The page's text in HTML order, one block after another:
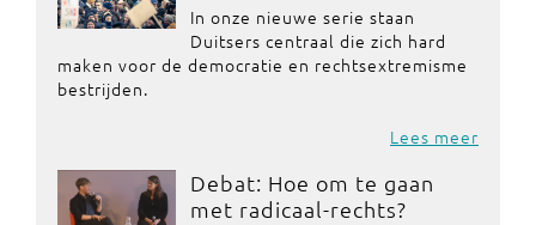
In onze nieuwe serie staan
Duitsers centraal die zich hard
maken voor de democratie en rechtsextremisme
bestrijden.
Lees meer
Debat: Hoe om te gaan
met radicaal-rechts?